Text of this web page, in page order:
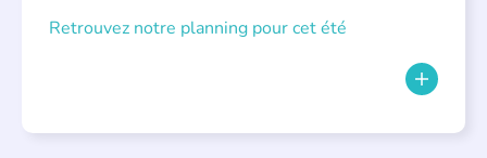
Retrouvez notre planning pour cet été